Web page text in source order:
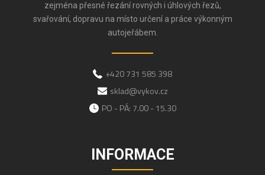
zejména přesné řezání rovných i úhlových řezů,
svařování, dopravu na místo určení a práce výkonným
autojeřábem.
+420 731 585 398
sklad@vykov.cz
PO - PÁ: 7.00 - 15.30
INFORMACE